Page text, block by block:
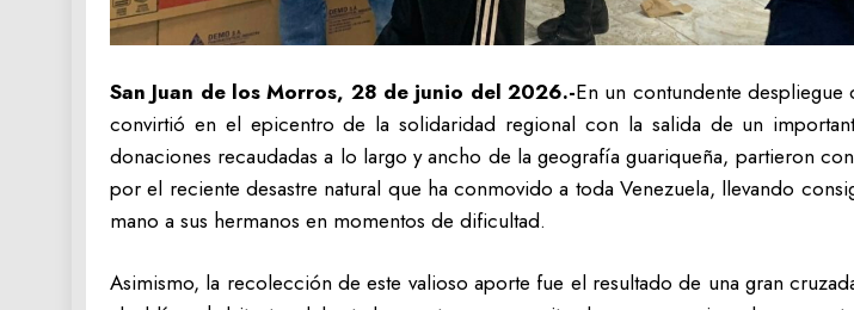
San Juan de los Morros, 28 de junio del 2026.-En un contundente
convirtió en el epicentro de la solidaridad regional con la salida de un
donaciones recaudadas a lo largo y ancho de la geografía guariqueña, partieron
por el reciente desastre natural que ha conmovido a toda Venezuela, llevando
mano a sus hermanos en momentos de dificultad.
‎Asimismo, la recolección de este valioso aporte fue el resultado de una gran